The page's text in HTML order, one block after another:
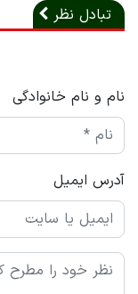
تبادل نظر
نام و نام خانوادگی
آدرس ایمیل